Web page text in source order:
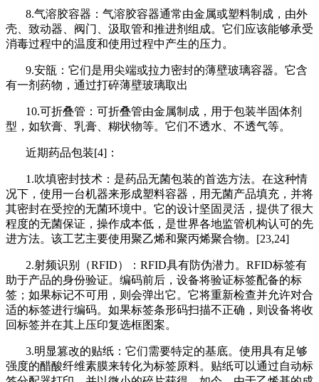
8.气溶胶容器：气溶胶容器通常由金属或塑料制成，由外
壳、致动器、阀门、汲取管和推进剂组成。它们应该能够承受
消毒过程中的温度和使用过程中产生的压力。
9.安瓿：它们是用尖端或拉力密封的薄壁玻璃容器。它含
有一剂药物，通过打碎薄壁玻璃取出
10.可折叠管：可折叠管由金属制成，用于包装半固体剂
型，如软膏、乳膏、糊状物等。它们不透水、不透气等。
近期药品包装[4]：
1.吹填密封技术：是药品无菌包装的首选方法。在这种情
况下，使用一台机器来形成塑料容器，用无菌产品填充，并将
其密封在受控的无菌环境中。它的设计坚固灵活，提供了很大
程度的无菌保证，操作成本低，是世界各地监管机构认可的先
进方法。该工艺主要使用聚乙烯和聚丙烯聚合物。[23,24]
2.射频识别（RFID）：RFID具有防伪潜力。RFID标签有
助于产品的身份验证。编码前后，设备将验证标签配备的标
签；如果标记不可用，则会弹出它。它将重新检查并允许对合
适的标签进行编码。如果标签条形码扫描不正确，则设备将收
回标签并在其上压印复选框图案。
3.明显篡改的贴纸：它们需要特定的基底。使用具有足够
强度的醋酸纤维素膜来转化为标签原料。贴纸可以通过自动标